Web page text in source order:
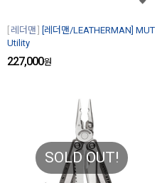
레더맨
[레더맨/LEATHERMAN] MUT
Utility
227,000원
SOLD OUT!